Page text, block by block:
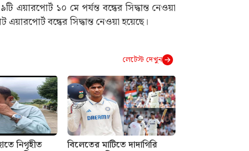
১০ মে পর্যন্ত বন্ধের সিদ্ধান্ত নেওয়া
বন্ধের সিদ্ধান্ত নেওয়া হয়েছে।
লেটেস্ট দেখুন
নিগৃহীত বিলেতের মাটিতে দাদাগিরি